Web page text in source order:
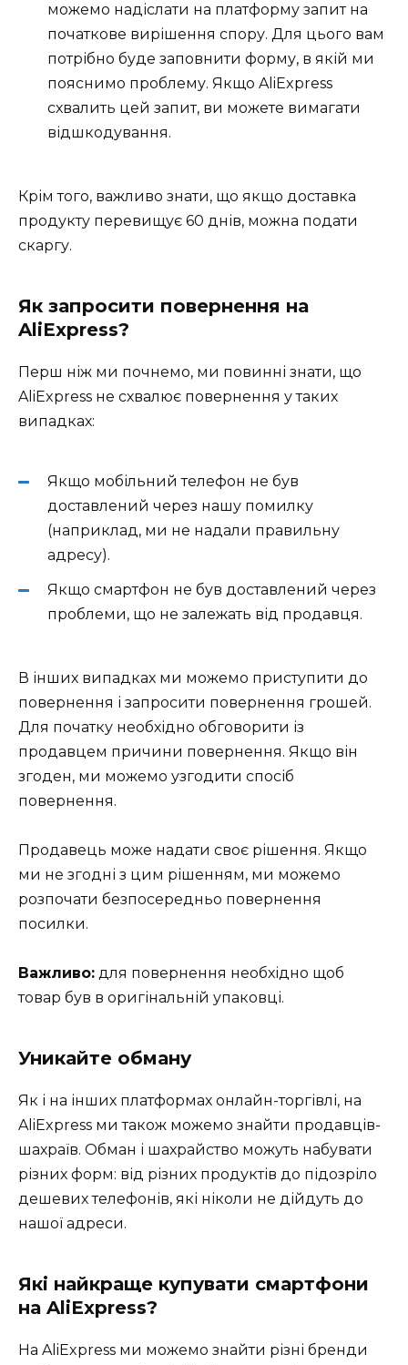
можемо надіслати на платформу запит на
початкове вирішення спору. Для цього вам
потрібно буде заповнити форму, в якій ми
пояснимо проблему. Якщо AliExpress
схвалить цей запит, ви можете вимагати
відшкодування.
Крім того, важливо знати, що якщо доставка
продукту перевищує 60 днів, можна подати
скаргу.
Як запросити повернення на
AliExpress?
Перш ніж ми почнемо, ми повинні знати, що
AliExpress не схвалює повернення у таких
випадках:
Якщо мобільний телефон не був
доставлений через нашу помилку
(наприклад, ми не надали правильну
адресу).
Якщо смартфон не був доставлений через
проблеми, що не залежать від продавця.
В інших випадках ми можемо приступити до
повернення і запросити повернення грошей.
Для початку необхідно обговорити із
продавцем причини повернення. Якщо він
згоден, ми можемо узгодити спосіб
повернення.
Продавець може надати своє рішення. Якщо
ми не згодні з цим рішенням, ми можемо
розпочати безпосередньо повернення
посилки.
Важливо: для повернення необхідно щоб
товар був в оригінальній упаковці.
Уникайте обману
Як і на інших платформах онлайн-торгівлі, на
AliExpress ми також можемо знайти продавців-
шахраїв. Обман і шахрайство можуть набувати
різних форм: від різних продуктів до підозріло
дешевих телефонів, які ніколи не дійдуть до
нашої адреси.
Які найкраще купувати смартфони
на AliExpress?
На AliExpress ми можемо знайти різні бренди